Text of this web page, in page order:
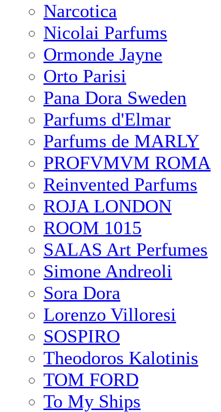
Narcotica
Nicolai Parfums
Ormonde Jayne
Orto Parisi
Pana Dora Sweden
Parfums d'Elmar
Parfums de MARLY
PROFVMVM ROMA
Reinvented Parfums
ROJA LONDON
ROOM 1015
SALAS Art Perfumes
Simone Andreoli
Sora Dora
Lorenzo Villoresi
SOSPIRO
Theodoros Kalotinis
TOM FORD
To My Ships